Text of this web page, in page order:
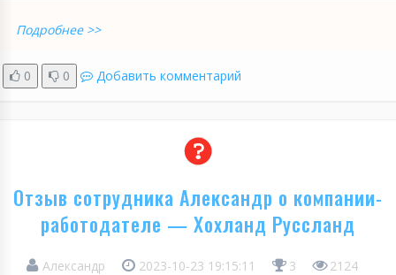
Подробнее >>
0 0 Добавить комментарий
Отзыв сотрудника Александр о компании-
работодателе — Хохланд Руссланд
Александр 2023-10-23 19:15:11 3 2124